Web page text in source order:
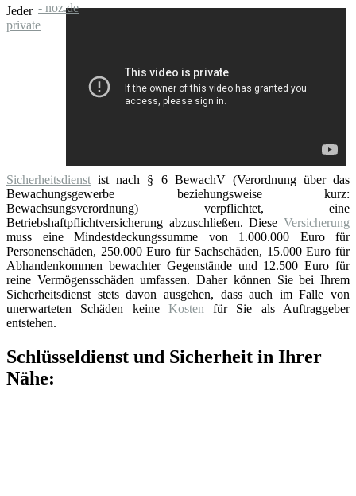
Jeder
private
Sicherheitsdienst ist nach § 6 BewachV (Verordnung über das
Bewachungsgewerbe beziehungsweise kurz:
Bewachsungsverordnung) verpflichtet, eine
Betriebshaftpflichtversicherung abzuschließen. Diese Versicherung
muss eine Mindestdeckungssumme von 1.000.000 Euro für
Personenschäden, 250.000 Euro für Sachschäden, 15.000 Euro für
Abhandenkommen bewachter Gegenstände und 12.500 Euro für
reine Vermögensschäden umfassen. Daher können Sie bei Ihrem
Sicherheitsdienst stets davon ausgehen, dass auch im Falle von
unerwarteten Schäden keine Kosten für Sie als Auftraggeber
entstehen.
Schlüsseldienst und Sicherheit in Ihrer
Nähe: